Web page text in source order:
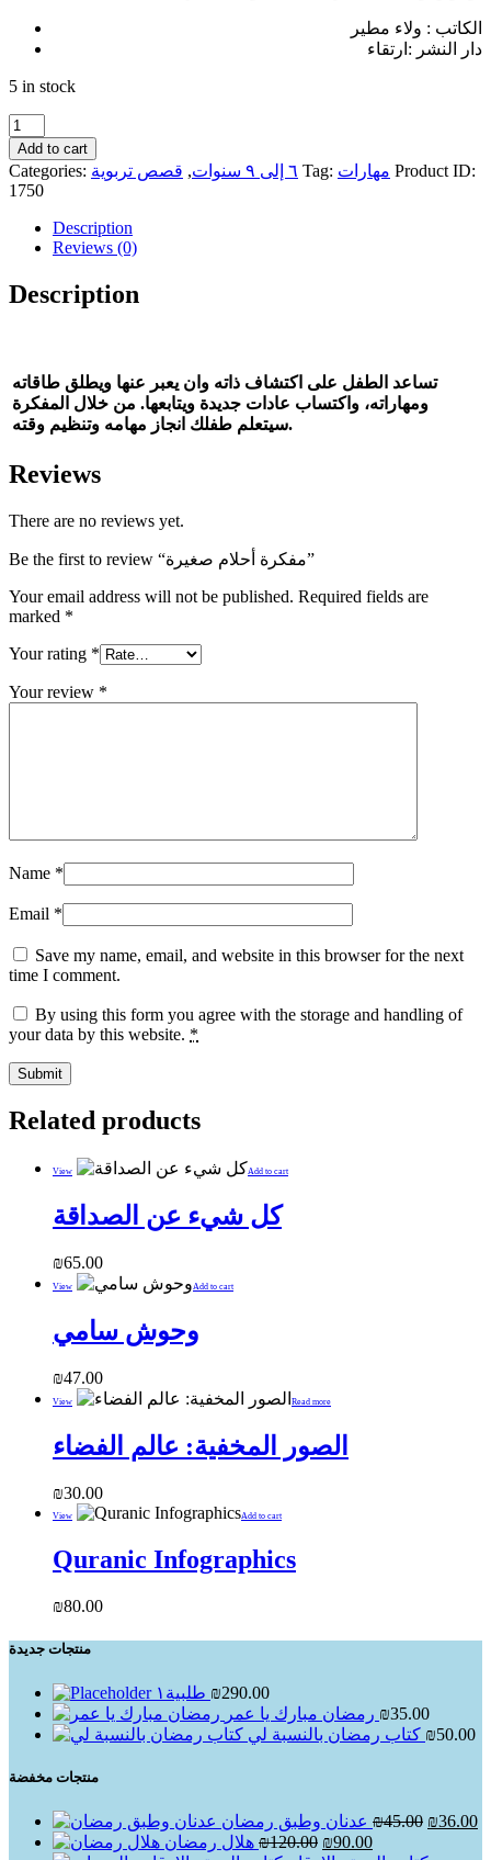
الكاتب : ولاء مطير
دار النشر :ارتقاء
5 in stock
مفكرة
أحلام
صغيرة
quantity
Add to cart
Categories: ٦ إلى ٩ سنوات , قصص تربوية Tag: مهارات Product ID:
1750
Description
Reviews (0)
Description
تساعد الطفل على اكتشاف ذاته وان يعبر عنها ويطلق طاقاته
ومهاراته، واكتساب عادات جديدة ويتابعها. من خلال المفكرة
سيتعلم طفلك انجاز مهامه وتنظيم وقته.
Reviews
There are no reviews yet.
Be the first to review “مفكرة أحلام صغيرة”
Your email address will not be published. Required fields are
marked *
Your rating *
Your review *
Name *
Email *
Save my name, email, and website in this browser for the next
time I comment.
By using this form you agree with the storage and handling of
your data by this website. *
Related products
View Add to cart
كل شيء عن الصداقة
₪65.00
View Add to cart
وحوش سامي
₪47.00
View Read more
الصور المخفية: عالم الفضاء
₪30.00
View Add to cart
Quranic Infographics
₪80.00
منتجات جديدة
طلبية١ ₪290.00
رمضان مبارك يا عمر ₪35.00
كتاب رمضان بالنسبة لي ₪50.00
منتجات مخفضة
عدنان وطبق رمضان ₪45.00 Original
₪36.00
هلال رمضان ₪120.00 Original
₪90.00Current